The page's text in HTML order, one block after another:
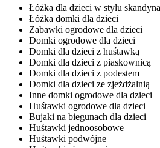
Łóżka dla dzieci w stylu
Łóżka domki dla dzieci
Zabawki ogrodowe dla dzieci
Domki ogrodowe dla dzieci
Domki dla dzieci z huśtawką
Domki dla dzieci z piaskownicą
Domki dla dzieci z podestem
Domki dla dzieci ze zjeżdżalnią
Inne domki ogrodowe dla dzieci
Huśtawki ogrodowe dla dzieci
Bujaki na biegunach dla dzieci
Huśtawki jednoosobowe
Huśtawki podwójne